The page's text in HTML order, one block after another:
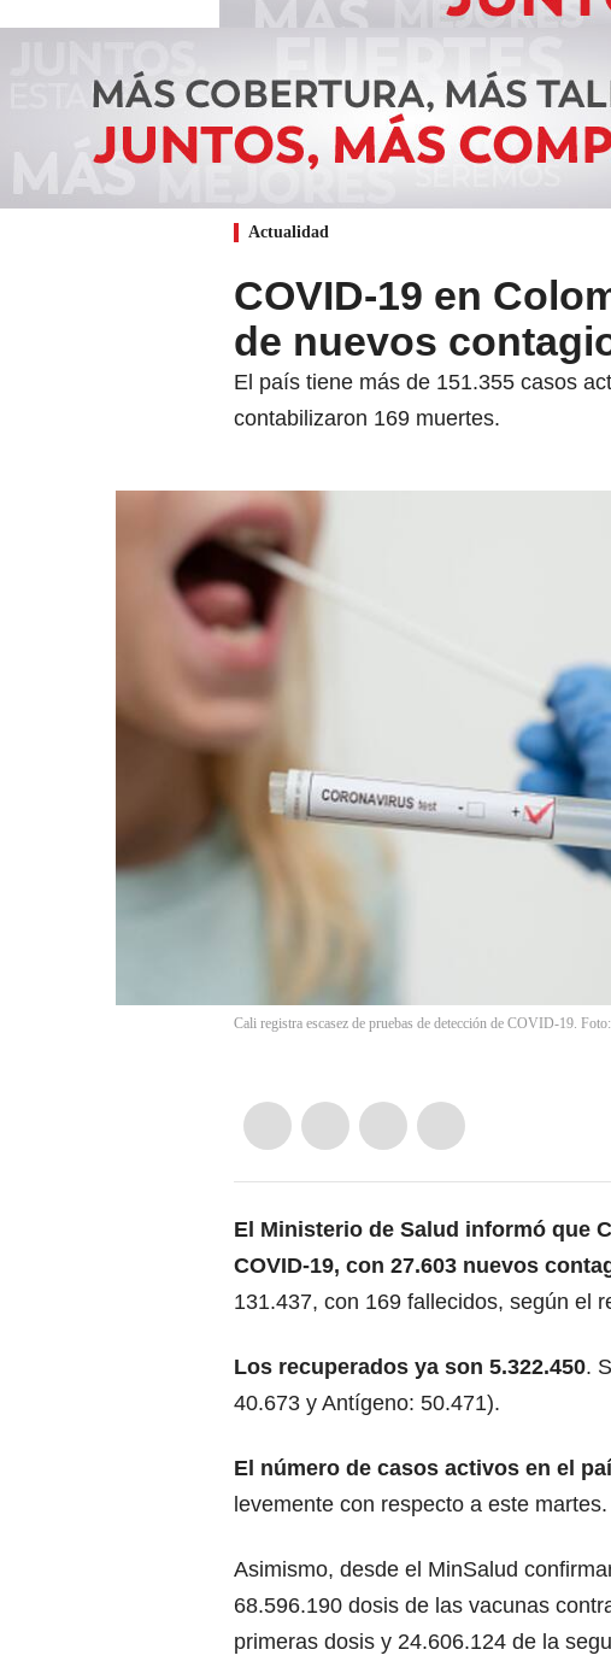
Actualidad
COVID-19 en
de nuevos
El país tiene más de 151.355 casos
contabilizaron 169 muertes.
Cali registra escasez de pruebas de detección de COVID-19.
El Ministerio de Salud informó que
COVID-19, con 27.603 nuevos
131.437, con 169 fallecidos, según el
Los recuperados ya son 5.322.450.
40.673 y Antígeno: 50.471).
El número de casos activos en el
levemente con respecto a este martes.
Asimismo, desde el MinSalud
68.596.190 dosis de las vacunas
primeras dosis y 24.606.124 de la